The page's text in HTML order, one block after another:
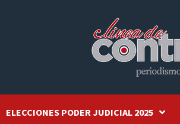
ELECCIONES PODER JUDICIAL 2025